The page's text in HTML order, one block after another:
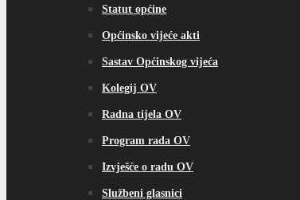
Statut općine
Općinsko vijeće akti
Sastav Općinskog vijeća
Kolegij OV
Radna tijela OV
Program rada OV
Izvješće o radu OV
Službeni glasnici